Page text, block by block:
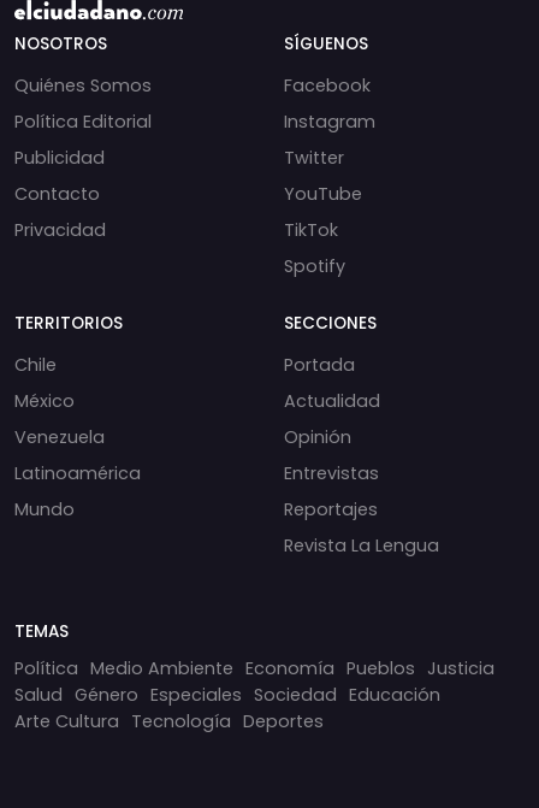
NOSOTROS
Quiénes Somos
Política Editorial
Publicidad
Contacto
Privacidad
SÍGUENOS
Facebook
Instagram
Twitter
YouTube
TikTok
Spotify
TERRITORIOS
Chile
México
Venezuela
Latinoamérica
Mundo
SECCIONES
Portada
Actualidad
Opinión
Entrevistas
Reportajes
Revista La Lengua
TEMAS
Política Medio Ambiente Economía Pueblos Justicia
Salud Género Especiales Sociedad Educación
Arte Cultura Tecnología Deportes